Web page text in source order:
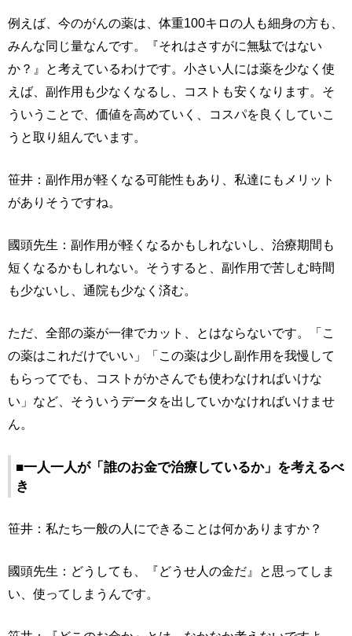
例えば、今のがんの薬は、体重100キロの人も細身の方も、
みんな同じ量なんです。『それはさすがに無駄ではない
か？』と考えているわけです。小さい人には薬を少なく使
えば、副作用も少なくなるし、コストも安くなります。そ
ういうことで、価値を高めていく、コスパを良くしていこ
うと取り組んでいます。
笹井：副作用が軽くなる可能性もあり、私達にもメリット
がありそうですね。
國頭先生：副作用が軽くなるかもしれないし、治療期間も
短くなるかもしれない。そうすると、副作用で苦しむ時間
も少ないし、通院も少なく済む。
ただ、全部の薬が一律でカット、とはならないです。「こ
の薬はこれだけでいい」「この薬は少し副作用を我慢して
もらってでも、コストがかさんでも使わなければいけな
い」など、そういうデータを出していかなければいけませ
ん。
■一人一人が「誰のお金で治療しているか」を考えるべ
き
笹井：私たち一般の人にできることは何かありますか？
國頭先生：どうしても、『どうせ人の金だ』と思ってしま
い、使ってしまうんです。